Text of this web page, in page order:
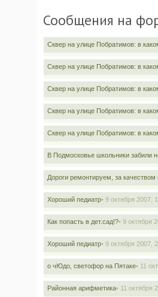
Сообщения на
Сквер на улице Побратимов: в
Сквер на улице Побратимов: в
Сквер на улице Побратимов: в
Сквер на улице Побратимов: в
Сквер на улице Побратимов: в
В Подмосковье школьники забили
Дороги ремонтируем, за качеством
Хороший педиатр• 9 октября 2007,
Как попасть в дет.сад!?• 9 октября
Хороший педиатр• 9 октября 2007,
о чЮдо, светофор на Пятаке• 11
Районная арифметика• 11 октября